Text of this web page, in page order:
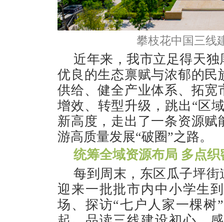
攀枝花中国三线
近年来，我市立足得天
优良的生态禀赋与浓郁的
供给、健全产业体系、拓
增效、转型升级，跳出“区
新高度，走出了一条资源
游高质量发展“破圈”之路。
统筹全域资源布局 多点
每到周末，东区瓜子坪
迎来一批批市内中小学生
场、探访“七户人家一棵树